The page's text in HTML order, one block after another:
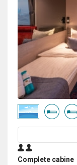
Complete cabine